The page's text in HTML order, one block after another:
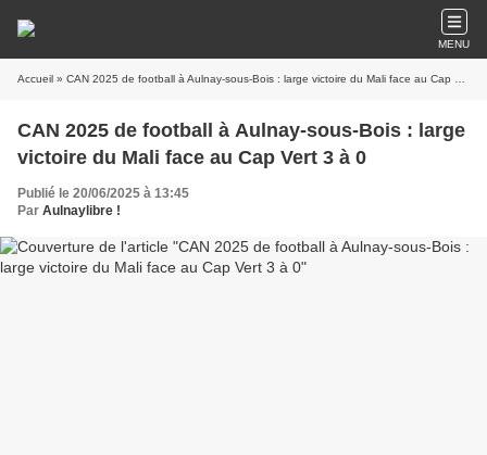
MENU
Accueil » CAN 2025 de football à Aulnay-sous-Bois : large victoire du Mali face au Cap Vert 3 à 0
CAN 2025 de football à Aulnay-sous-Bois : large
victoire du Mali face au Cap Vert 3 à 0
Publié le 20/06/2025 à 13:45
Par Aulnaylibre !